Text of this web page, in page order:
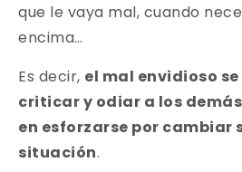
que le vaya mal, cuando
encima…
Es decir, el mal envidioso
criticar y odiar a los
en esforzarse por cambiar
situación.